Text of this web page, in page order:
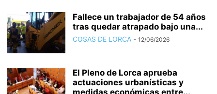
Fallece un trabajador de 54 años
tras quedar atrapado bajo una...
COSAS DE LORCA - 12/06/2026
El Pleno de Lorca aprueba
actuaciones urbanísticas y
medidas económicas entre...